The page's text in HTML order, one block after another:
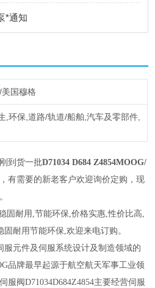
*通知
国穆格
,环保,道路/轨道/船舶,汽车及零部件,
到货一批D71034 D684 Z4854MOOG/
有需要的新老客户欢迎询价定购，现
固耐用,节能环保,价格实惠,性价比高,
固耐用节能环保,欢迎来电订购。
服元件及伺服系统设计及制造领域的
品牌最早起源于航空航天军事工业领
服阀D71034D684Z4854主要经营伺服